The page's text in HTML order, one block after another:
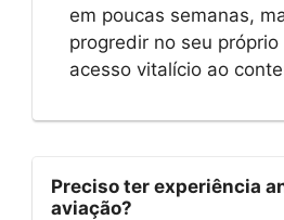
em poucas semanas,
progredir no seu
acesso vitalício ao
Preciso ter experiência
aviação?